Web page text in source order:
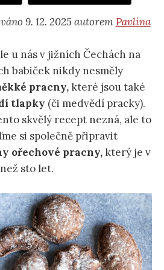
9. 12. 2025 autoremPavlína
u nás v jižních Čechách na
babiček nikdy nesměly
pracny,které jsou také
tlapky (či medvědí pracky).
skvělý recept nezná, ale to
si společně připravit
ořechové pracny,který je v
sto let.